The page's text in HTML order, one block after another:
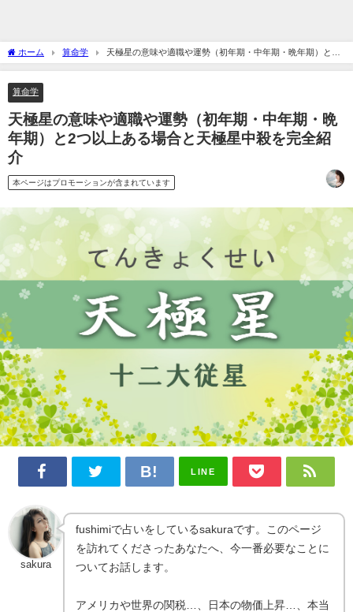
ホーム 算命学
天極星の意味や適職や運勢（初年期・中年期・晩年期）と2
つ以上ある場合と天極星中殺を完全紹介
算命学
天極星の意味や適職や運勢（初年期・中年期・晩
年期）と2つ以上ある場合と天極星中殺を完全紹
介
本ページはプロモーションが含まれています
LINE
sakura
fushimiで占いをしているsakuraです。このページ
を訪れてくださったあなたへ、今一番必要なことに
ついてお話します。
アメリカや世界の関税…、日本の物価上昇…、本当